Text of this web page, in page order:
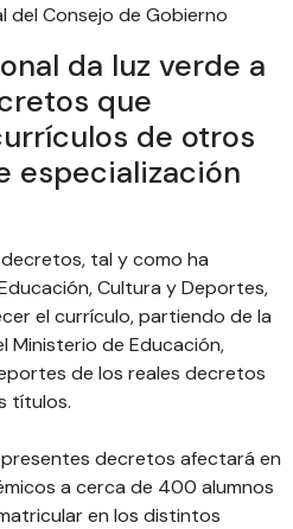
del Consejo de Gobierno
da luz verde a
que
de otros
especialización
tal y como ha
Cultura y Deportes,
el currículo, partiendo de la
Ministerio de Educación,
de los reales decretos
títulos.
decretos afectará en
a cerca de 400 alumnos
en los distintos